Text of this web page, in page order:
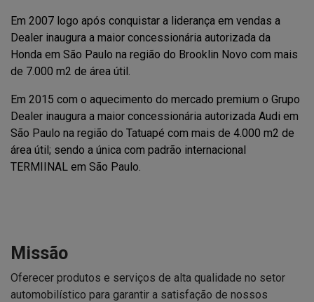
Em 2007 logo após conquistar a liderança em vendas a
Dealer inaugura a maior concessionária autorizada da
Honda em São Paulo na região do Brooklin Novo com mais
de 7.000 m2 de área útil.
Em 2015 com o aquecimento do mercado premium o Grupo
Dealer inaugura a maior concessionária autorizada Audi em
São Paulo na região do Tatuapé com mais de 4.000 m2 de
área útil; sendo a única com padrão internacional
TERMIINAL em São Paulo.
Missão
Oferecer produtos e serviços de alta qualidade no setor
automobilístico para garantir a satisfação de nossos